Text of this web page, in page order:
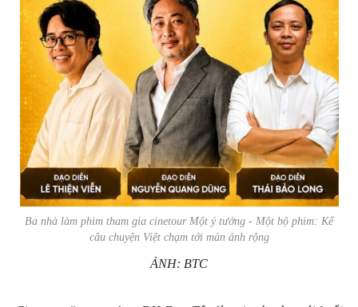
Ba nhà làm phim tham gia cinetourMột ý tưởng - Một bộ phim: Kể
câu chuyện Việt chạm tới màn ảnh rộng
ẢNH: BTC